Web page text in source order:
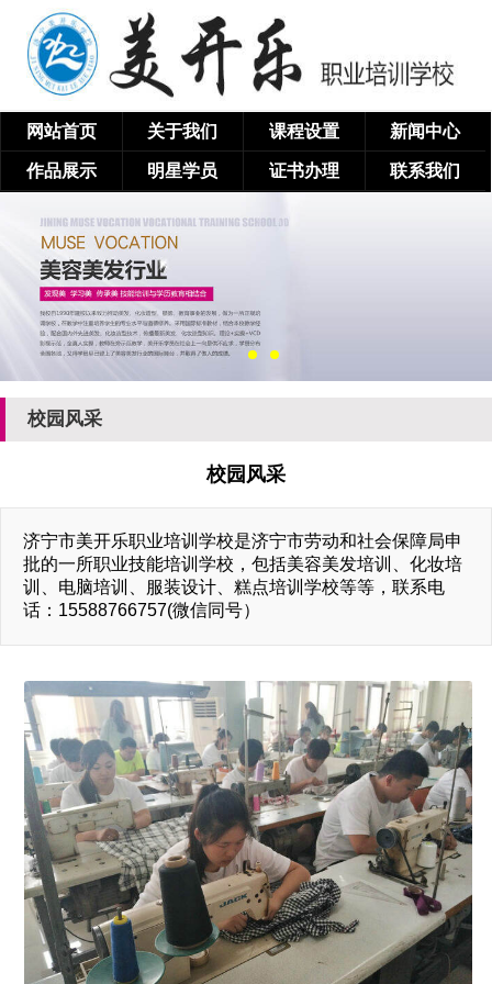
网站首页 关于我们 课程设置 新闻中心
作品展示 明星学员 证书办理 联系我们
校园风采
校园风采
济宁市美开乐职业培训学校是济宁市劳动和社会保障局申
批的一所职业技能培训学校，包括美容美发培训、化妆培
训、电脑培训、服装设计、糕点培训学校等等，联系电
话：15588766757(微信同号）